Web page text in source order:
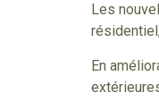
Les
En